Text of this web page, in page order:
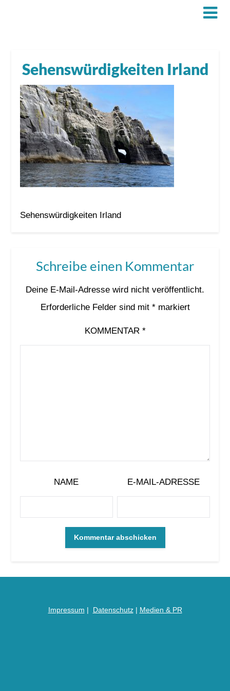
Sehenswürdigkeiten Irland
Sehenswürdigkeiten Irland
Schreibe einen Kommentar
Deine E-Mail-Adresse wird nicht veröffentlicht.
Erforderliche Felder sind mit *markiert
KOMMENTAR *
NAME E-MAIL-ADRESSE
Impressum | Datenschutz| Medien & PR